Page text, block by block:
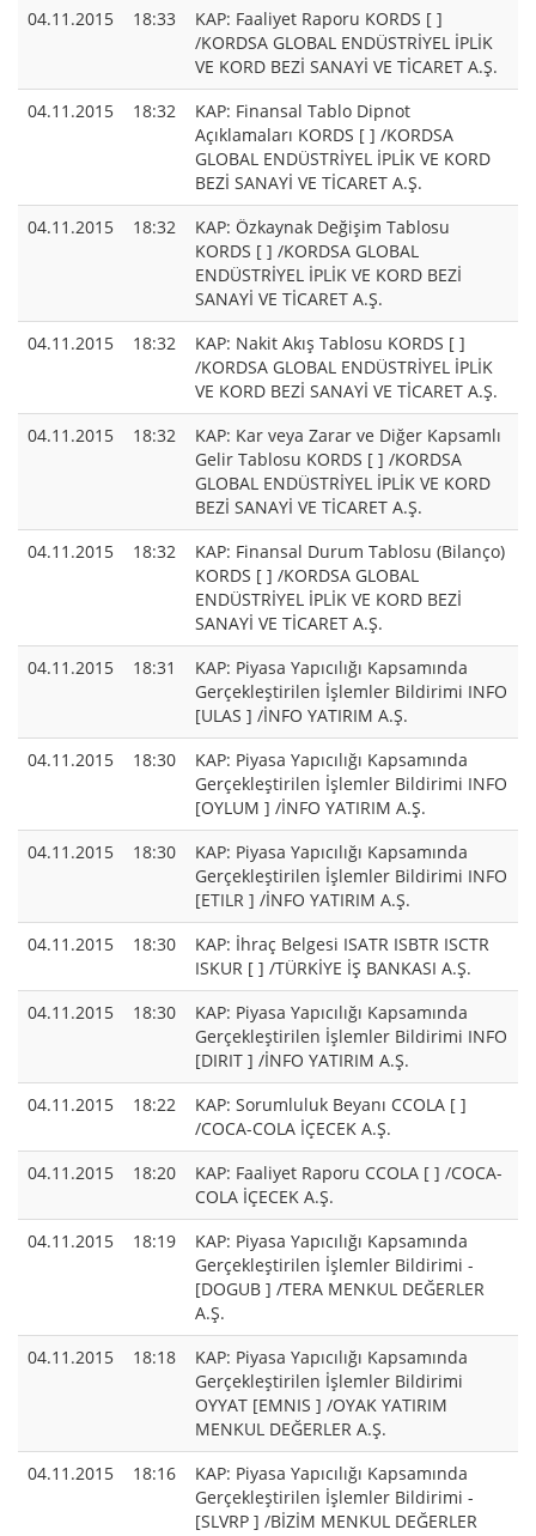
04.11.2015
18:33
KAP: Faaliyet Raporu KORDS [ ]
/KORDSA GLOBAL ENDÜSTRİYEL İPLİK
VE KORD BEZİ SANAYİ VE TİCARET A.Ş.
04.11.2015
18:32
KAP: Finansal Tablo Dipnot
Açıklamaları KORDS [ ] /KORDSA
GLOBAL ENDÜSTRİYEL İPLİK VE KORD
BEZİ SANAYİ VE TİCARET A.Ş.
04.11.2015
18:32
KAP: Özkaynak Değişim Tablosu
KORDS [ ] /KORDSA GLOBAL
ENDÜSTRİYEL İPLİK VE KORD BEZİ
SANAYİ VE TİCARET A.Ş.
04.11.2015
18:32
KAP: Nakit Akış Tablosu KORDS [ ]
/KORDSA GLOBAL ENDÜSTRİYEL İPLİK
VE KORD BEZİ SANAYİ VE TİCARET A.Ş.
04.11.2015
18:32
KAP: Kar veya Zarar ve Diğer Kapsamlı
Gelir Tablosu KORDS [ ] /KORDSA
GLOBAL ENDÜSTRİYEL İPLİK VE KORD
BEZİ SANAYİ VE TİCARET A.Ş.
04.11.2015
18:32
KAP: Finansal Durum Tablosu (Bilanço)
KORDS [ ] /KORDSA GLOBAL
ENDÜSTRİYEL İPLİK VE KORD BEZİ
SANAYİ VE TİCARET A.Ş.
04.11.2015
18:31
KAP: Piyasa Yapıcılığı Kapsamında
Gerçekleştirilen İşlemler Bildirimi INFO
[ULAS ] /İNFO YATIRIM A.Ş.
04.11.2015
18:30
KAP: Piyasa Yapıcılığı Kapsamında
Gerçekleştirilen İşlemler Bildirimi INFO
[OYLUM ] /İNFO YATIRIM A.Ş.
04.11.2015
18:30
KAP: Piyasa Yapıcılığı Kapsamında
Gerçekleştirilen İşlemler Bildirimi INFO
[ETILR ] /İNFO YATIRIM A.Ş.
04.11.2015
18:30
KAP: İhraç Belgesi ISATR ISBTR ISCTR
ISKUR [ ] /TÜRKİYE İŞ BANKASI A.Ş.
04.11.2015
18:30
KAP: Piyasa Yapıcılığı Kapsamında
Gerçekleştirilen İşlemler Bildirimi INFO
[DIRIT ] /İNFO YATIRIM A.Ş.
04.11.2015
18:22
KAP: Sorumluluk Beyanı CCOLA [ ]
/COCA-COLA İÇECEK A.Ş.
04.11.2015
18:20
KAP: Faaliyet Raporu CCOLA [ ] /COCA-
COLA İÇECEK A.Ş.
04.11.2015
18:19
KAP: Piyasa Yapıcılığı Kapsamında
Gerçekleştirilen İşlemler Bildirimi -
[DOGUB ] /TERA MENKUL DEĞERLER
A.Ş.
04.11.2015
18:18
KAP: Piyasa Yapıcılığı Kapsamında
Gerçekleştirilen İşlemler Bildirimi
OYYAT [EMNIS ] /OYAK YATIRIM
MENKUL DEĞERLER A.Ş.
04.11.2015
18:16
KAP: Piyasa Yapıcılığı Kapsamında
Gerçekleştirilen İşlemler Bildirimi -
[SLVRP ] /BİZİM MENKUL DEĞERLER